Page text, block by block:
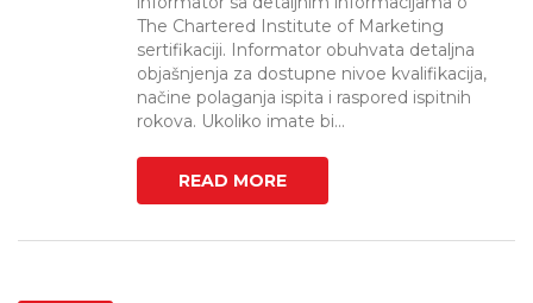
The Chartered Institute of Marketing
sertifikaciji. Informator obuhvata detaljna
objašnjenja za dostupne nivoe kvalifikacija,
načine polaganja ispita i raspored ispitnih
rokova. Ukoliko imate bi...
READ MORE